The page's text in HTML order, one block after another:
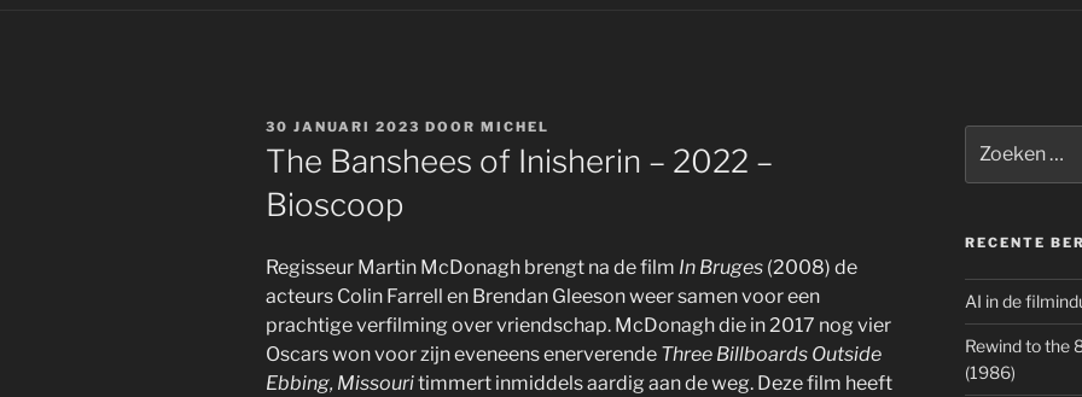
GEPLAATST
OP
30 JANUARI 2023 DOOR MICHEL
The Banshees of Inisherin – 2022 –
Bioscoop
Regisseur Martin McDonagh brengt na de film In Bruges (2008) de
acteurs Colin Farrell en Brendan Gleeson weer samen voor een
prachtige verfilming over vriendschap. McDonagh die in 2017 nog vier
Oscars won voor zijn eveneens enerverende Three Billboards Outside
Ebbing, Missouritimmert inmiddels aardig aan de weg. Deze film heeft
naar:
RECENTE
AI in de
Rewind to the
(1986)